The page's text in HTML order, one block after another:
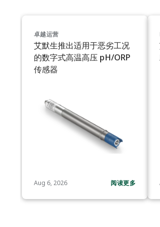
卓越运营
艾默生推出适用于恶劣工况
的数字式高温高压 pH/ORP
传感器
Aug 6, 2026 阅读更多